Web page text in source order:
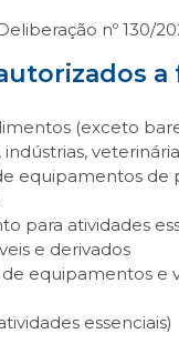
nº 130/
(exceto
equipamentos
para atividades
e derivados
equipamentos e
essenciais)